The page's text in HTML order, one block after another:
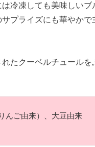
冷凍しても美味しいブ
プライズにも華やかで
たクーベルチュールを
んご由来）、大豆由来